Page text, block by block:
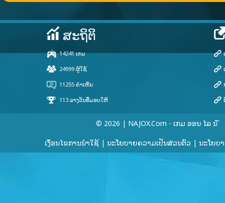
© 2026 | NAJOX.com - ເກມ ອອນ ໄລ ນ ໌
ເງື່ອນໄຂການນໍາໃຊ້ | ນະໂຍບາຍຄວາມເປັນສ່ວນຕົວ | ນະໂຍບ